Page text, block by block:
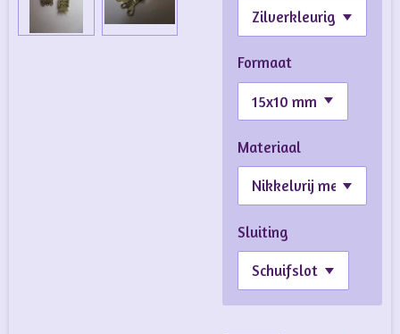
Formaat
Materiaal
Sluiting